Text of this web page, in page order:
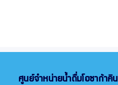
ศูนย์จำหน่ายน้ำดื่มโอซาก้าคิน